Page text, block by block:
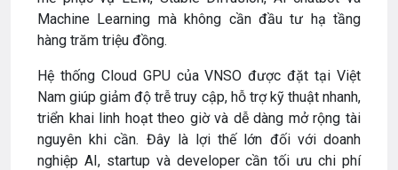
Machine Learning mà không cần đầu tư hạ tầng
hàng trăm triệu đồng.
Hệ thống Cloud GPU của VNSO được đặt tại Việt
Nam giúp giảm độ trễ truy cập, hỗ trợ kỹ thuật nhanh,
triển khai linh hoạt theo giờ và dễ dàng mở rộng tài
nguyên khi cần. Đây là lợi thế lớn đối với doanh
nghiệp AI, startup và developer cần tối ưu chi phí